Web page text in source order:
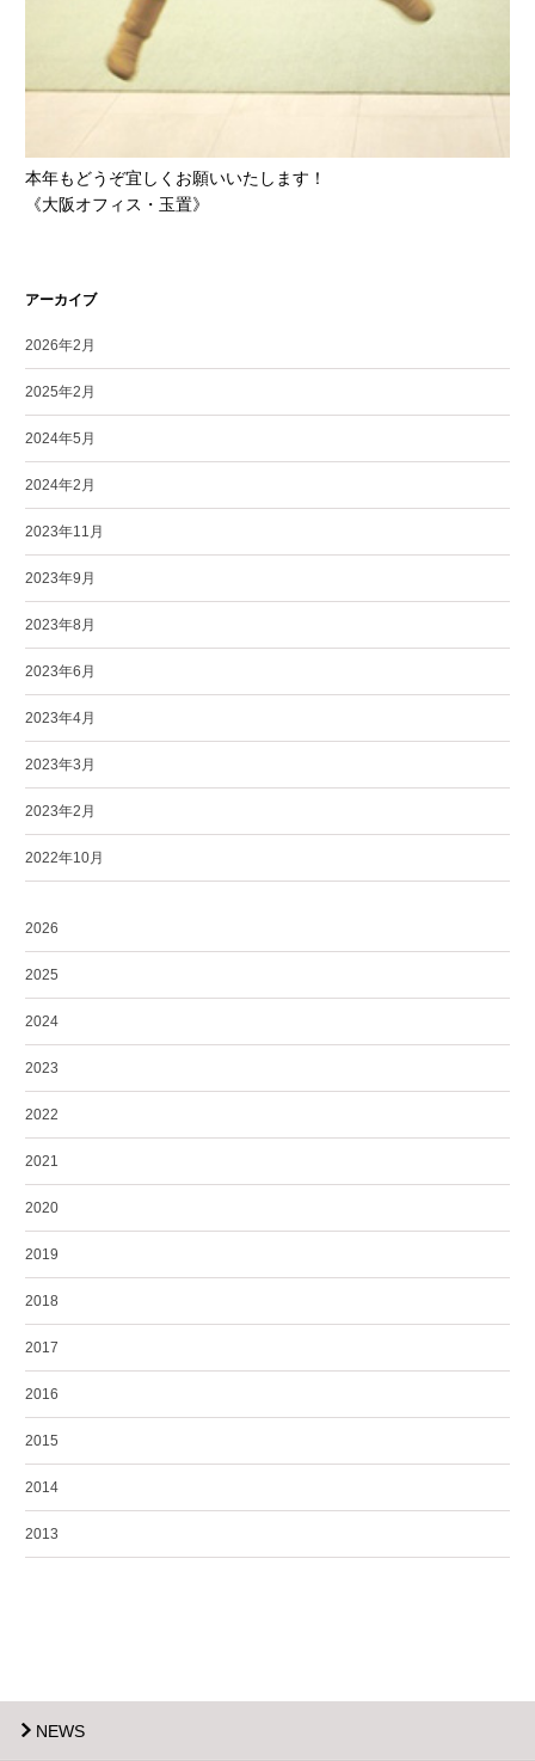
本年もどうぞ宜しくお願いいたします！
《大阪オフィス・玉置》
アーカイブ
2026年2月
2025年2月
2024年5月
2024年2月
2023年11月
2023年9月
2023年8月
2023年6月
2023年4月
2023年3月
2023年2月
2022年10月
2026
2025
2024
2023
2022
2021
2020
2019
2018
2017
2016
2015
2014
2013
NEWS